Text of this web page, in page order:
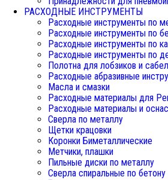
РАСХОДНЫЕ ИНСТРУМЕНТЫ
Расходные инструменты по
Расходные инструменты по
Расходные инструменты по
Расходные инструменты по
Полотна для лобзиков и
Расходные абразивные
Масла и смазки
Расходные материалы для
Расходные материалы и
Сверла по металлу
Щетки крацовки
Коронки Биметаллические
Метчики, плашки
Пильные диски по металлу
Сверла спиральные по